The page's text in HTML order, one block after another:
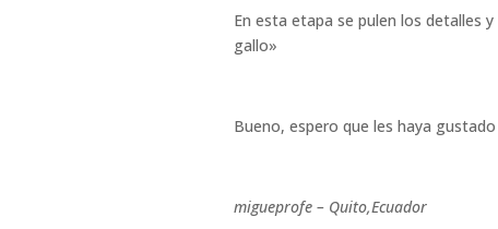
En esta etapa se pulen los detalles
gallo»
Bueno, espero que les haya gustado
migueprofe – Quito,Ecuador